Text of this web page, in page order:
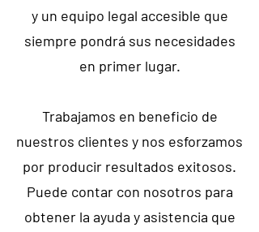
y un equipo legal accesible que
siempre pondrá sus necesidades
en primer lugar.
Trabajamos en beneficio de
nuestros clientes y nos esforzamos
por producir resultados exitosos.
Puede contar con nosotros para
obtener la ayuda y asistencia que